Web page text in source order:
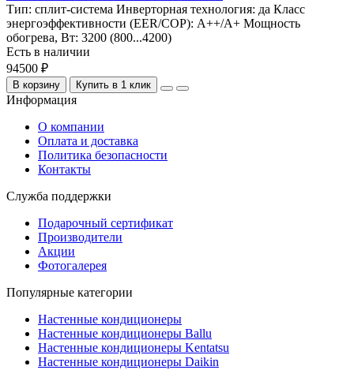
Тип: сплит-система Инверторная технология: да Класс
энергоэффективности (EER/COP): A++/A+ Мощность
обогрева, Вт: 3200 (800...4200)
Есть в наличии
94500 ₽
В корзину Купить в 1 клик
Информация
О компании
Оплата и доставка
Политика безопасности
Контакты
Служба поддержки
Подарочный сертификат
Производители
Акции
Фотогалерея
Популярные категории
Настенные кондиционеры
Настенные кондиционеры Ballu
Настенные кондиционеры Kentatsu
Настенные кондиционеры Daikin